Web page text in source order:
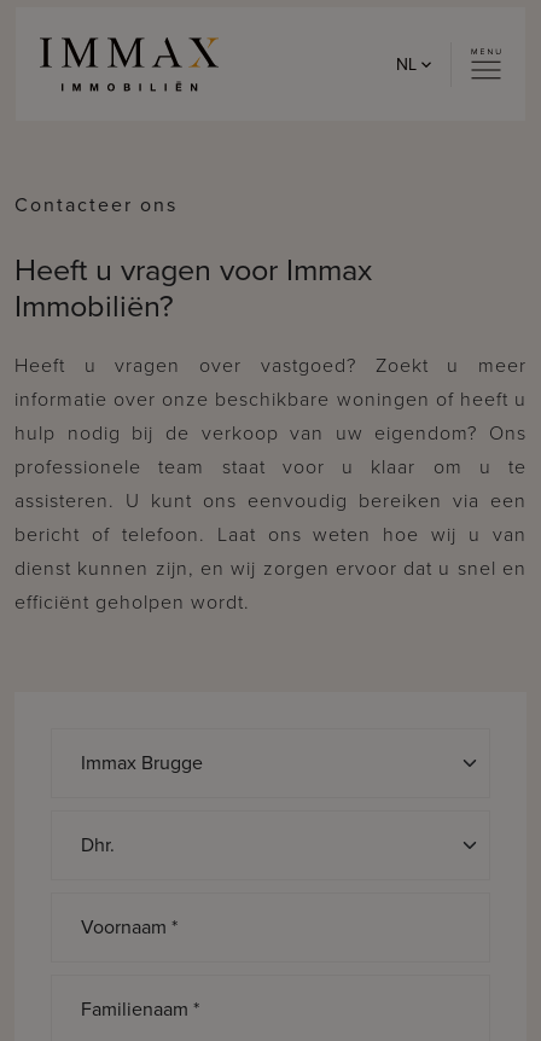
NL
Contacteer ons
Heeft u vragen voor Immax
Immobiliën?
Heeft u vragen over vastgoed? Zoekt u meer
informatie over onze beschikbare woningen of heeft u
hulp nodig bij de verkoop van uw eigendom? Ons
professionele team staat voor u klaar om u te
assisteren. U kunt ons eenvoudig bereiken via een
bericht of telefoon. Laat ons weten hoe wij u van
dienst kunnen zijn, en wij zorgen ervoor dat u snel en
efficiënt geholpen wordt.
Voornaam *
Familienaam *